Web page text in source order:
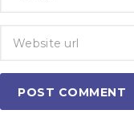
POST COMMENT